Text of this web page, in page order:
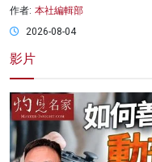
作者: 本社編輯部
2026-08-04
影片